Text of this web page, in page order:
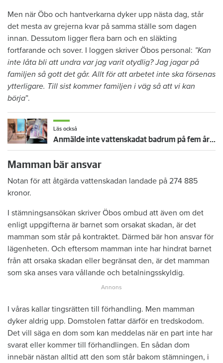
Men när Öbo och hantverkarna dyker upp nästa dag, står
det mesta av grejerna kvar på samma ställe som dagen
innan. Dessutom ligger flera barn och en släkting
fortfarande och sover. I loggen skriver Öbos personal: ”Kan
inte låta bli att undra var jag varit otydlig? Jag jagar på
familjen så gott det går. Allt för att arbetet inte ska försenas
ytterligare. Till sist kommer familjen i väg så att vi kan
börja”.
Läs också
Anmälde inte vattenskadat badrum på fem år – krävs på 125 000 kronor
Mamman bär ansvar
Notan för att åtgärda vattenskadan landade på 274 885
kronor.
I stämningsansökan skriver Öbos ombud att även om det
enligt uppgifterna är barnet som orsakat skadan, är det
mamman som står på kontraktet. Därmed bär hon ansvar för
lägenheten. Och eftersom mamman inte har hindrat barnet
från att orsaka skadan eller begränsat den, är det mamman
som ska anses vara vållande och betalningsskyldig.
I våras kallar tingsrätten till förhandling. Men mamman
dyker aldrig upp. Domstolen fattar därför en tredskodom.
Det vill säga en dom som kan meddelas när en part inte har
svarat eller kommer till förhandlingen. En sådan dom
innebär nästan alltid att den som står bakom stämningen, i